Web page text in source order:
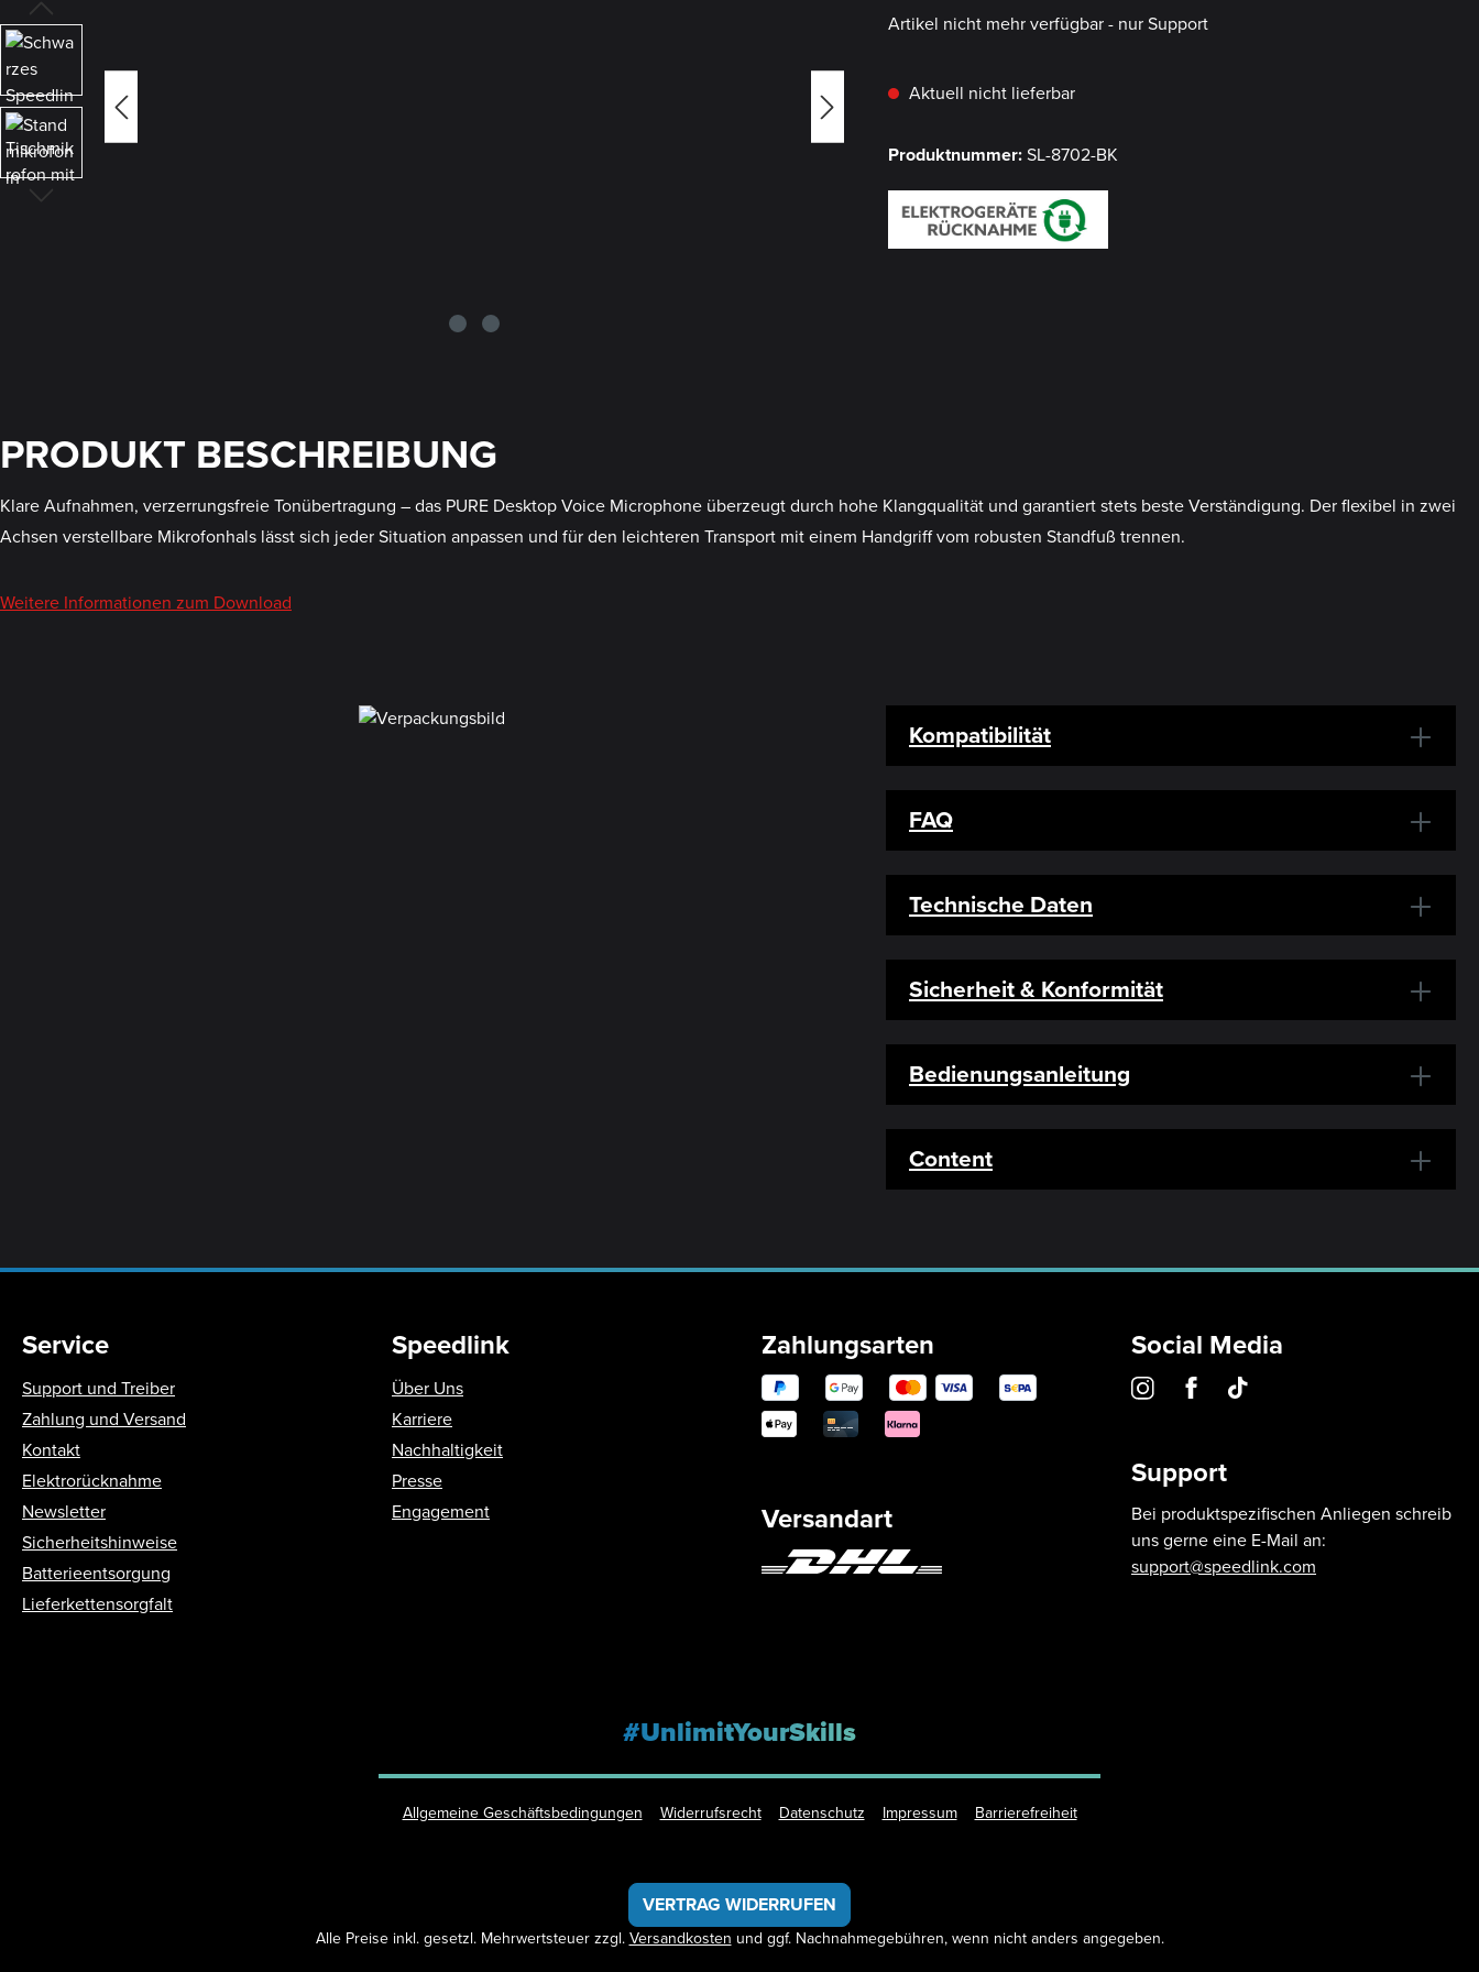
Artikel nicht mehr verfügbar - nur Support
Aktuell nicht lieferbar
Produktnummer:SL-8702-BK
PRODUKT BESCHREIBUNG
Klare Aufnahmen, verzerrungsfreie Tonübertragung – das PURE Desktop Voice Microphone überzeugt durch hohe Klangqualität und garantiert stets beste Verständigung. Der flexibel in zwei
Achsen verstellbare Mikrofonhals lässt sich jeder Situation anpassen und für den leichteren Transport mit einem Handgriff vom robusten Standfuß trennen.
Weitere Informationen zum Download
Kompatibilität
FAQ
Technische Daten
Sicherheit & Konformität
Bedienungsanleitung
Content
Service
Support und Treiber
Zahlung und Versand
Kontakt
Elektrorücknahme
Newsletter
Sicherheitshinweise
Batterieentsorgung
Lieferkettensorgfalt
Speedlink
Über Uns
Karriere
Nachhaltigkeit
Presse
Engagement
Zahlungsarten
Versandart
Social Media
Support
Bei produktspezifischen Anliegen schreib
uns gerne eine E-Mail an:
support@speedlink.com
#UnlimitYourSkills
Allgemeine Geschäftsbedingungen Widerrufsrecht Datenschutz Impressum Barrierefreiheit
VERTRAG WIDERRUFEN
Alle Preise inkl. gesetzl. Mehrwertsteuer zzgl.Versandkosten und ggf. Nachnahmegebühren, wenn nicht anders angegeben.